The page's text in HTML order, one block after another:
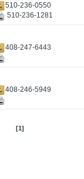
510-236-0550
510-236-1281
408-247-6443
408-246-5949
[1]